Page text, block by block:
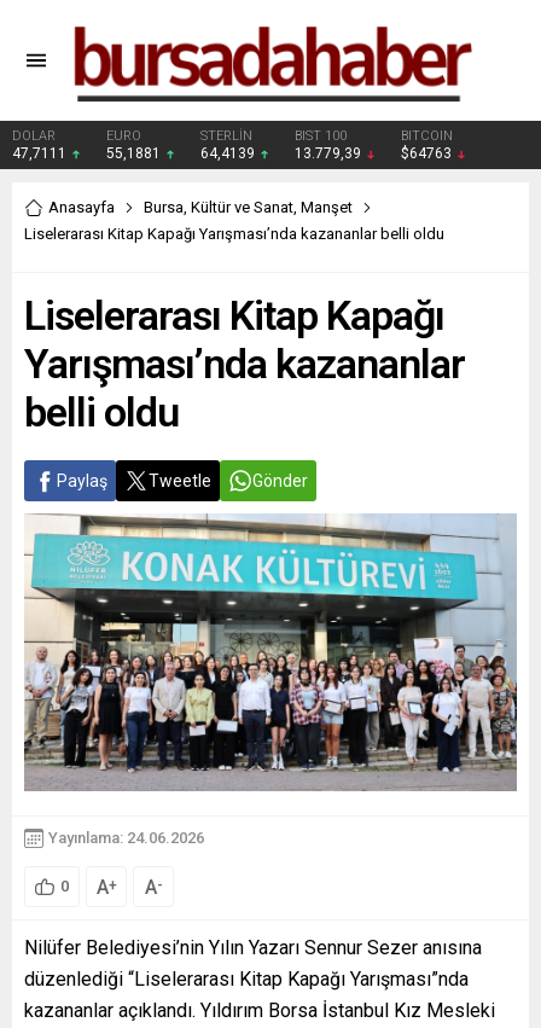
DOLAR
47,7111
EURO
55,1881
STERLİN
64,4139
BIST 100
13.779,39
BITCOIN
$64763
Anasayfa Bursa, Kültür ve Sanat, Manşet
Liselerarası Kitap Kapağı Yarışması’nda kazananlar belli oldu
Liselerarası Kitap Kapağı
Yarışması’nda kazananlar
belli oldu
Paylaş Tweetle Gönder
Yayınlama: 24.06.2026
0 A+ A-
Nilüfer Belediyesi’nin Yılın Yazarı Sennur Sezer anısına
düzenlediği “Liselerarası Kitap Kapağı Yarışması”nda
kazananlar açıklandı. Yıldırım Borsa İstanbul Kız Mesleki